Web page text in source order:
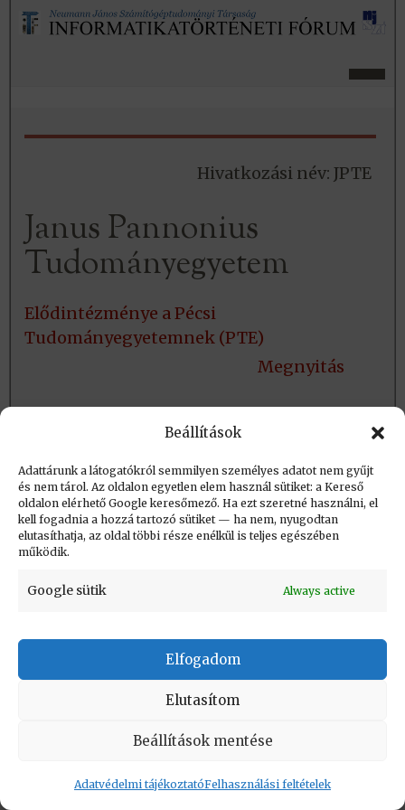
Beállítások
Adattárunk a látogatókról semmilyen személyes adatot nem gyűjt
és nem tárol. Az oldalon egyetlen elem használ sütiket: a Kereső
oldalon elérhető Google keresőmező. Ha ezt szeretné használni, el
kell fogadnia a hozzá tartozó sütiket — ha nem, nyugodtan
elutasíthatja, az oldal többi része enélkül is teljes egészében
működik.
Google sütik Always active
Elfogadom
Elutasítom
Beállítások mentése
Adatvédelmi tájékoztatóFelhasználási feltételek
Hivatkozási név: JPTE
Janus Pannonius
Tudományegyetem
Elődintézménye a Pécsi
Tudományegyetemnek (PTE)
Megnyitás
KAPCSOLAT | Impresszum | Felhasználási
feltételek | Adatvédelmi tájékoztató